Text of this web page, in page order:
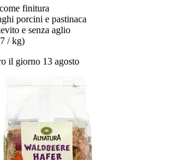
finitura
porcini e pastinaca
e senza aglio
/ kg)
il giorno 13 agosto